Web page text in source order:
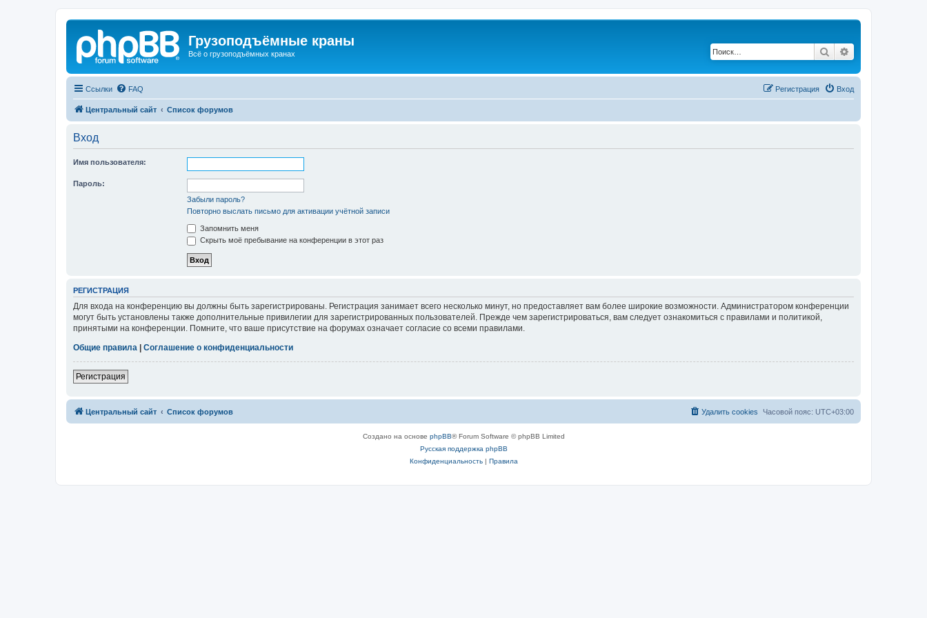
Грузоподъёмные краны
Всё о грузоподъёмных кранах Поиск
Ссылки FAQ Вход
Регистрация
Центральный сайт Список форумов
Вход
Имя пользователя:
Пароль:
Забыли пароль?
Повторно выслать письмо для активации учётной записи
Запомнить меня
Скрыть моё пребывание на конференции в этот раз
РЕГИСТРАЦИЯ
Для входа на конференцию вы должны быть зарегистрированы. Регистрация занимает всего несколько минут, но предоставляет вам более широкие возможности. Администратором конференции
могут быть установлены также дополнительные привилегии для зарегистрированных пользователей. Прежде чем зарегистрироваться, вам следует ознакомиться с правилами и политикой,
принятыми на конференции. Помните, что ваше присутствие на форумах означает согласие со всеми правилами.
Общие правила
Соглашение о конфиденциальности
Регистрация
Центральный сайт Список форумов Часовой пояс: UTC+03:00
Удалить cookies
Создано на основе phpBB® Forum Software © phpBB Limited
Русская поддержка phpBB
Конфиденциальность| Правила